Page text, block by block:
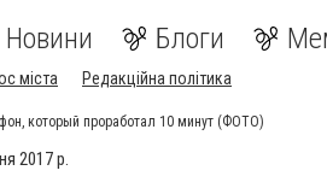
Новини Блоги
міста Редакційна політика
который проработал 10 минут (ФОТО)
2017 р.